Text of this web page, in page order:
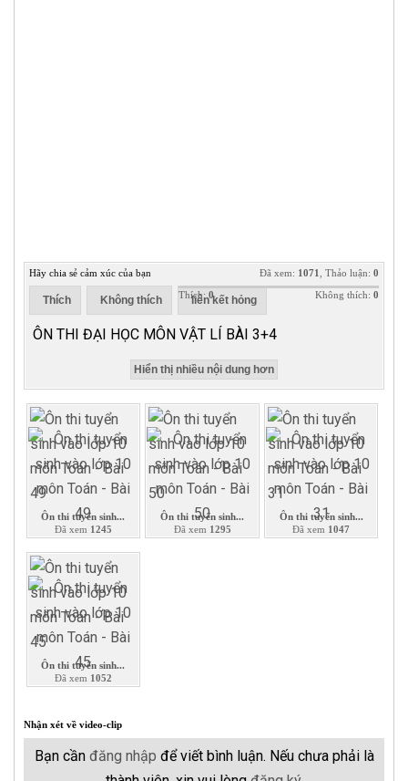
Hãy chia sẻ cảm xúc của bạn
Thích Không thích liên kết hỏng
Đã xem: 1071 , Thảo luận: 0
Thích: 0 Không thích: 0
ÔN THI ĐẠI HỌC MÔN VẬT LÍ BÀI 3+4
Hiển thị nhiều nội dung hơn
Ôn thi tuyển sinh...
Đã xem 1245
Ôn thi tuyển sinh...
Đã xem 1295
Ôn thi tuyển sinh...
Đã xem 1047
Ôn thi tuyển sinh...
Đã xem 1052
Nhận xét về video-clip
Bạn cần đăng nhập để viết bình luận. Nếu chưa phải là